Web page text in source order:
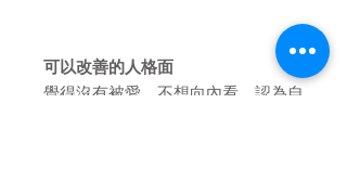
可以改善的人格面
覺得沒有被愛，不想向內看，認為自